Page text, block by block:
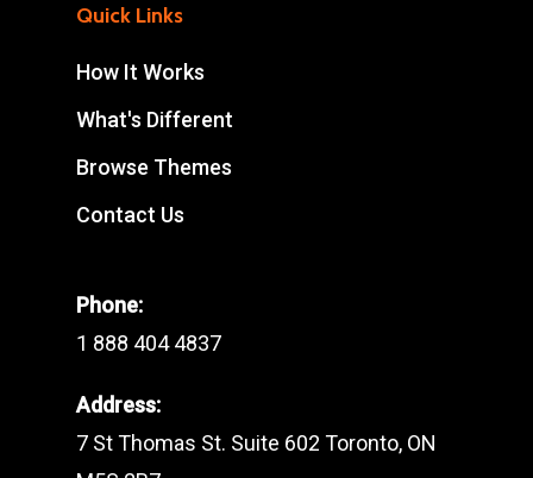
Quick Links
How It Works
What's Different
Browse Themes
Contact Us
Phone:
1 888 404 4837
Address:
7 St Thomas St. Suite 602 Toronto, ON